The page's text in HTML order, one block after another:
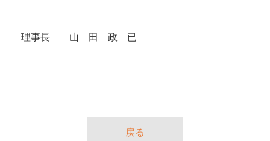
理事長 山 田 政 已
戻る